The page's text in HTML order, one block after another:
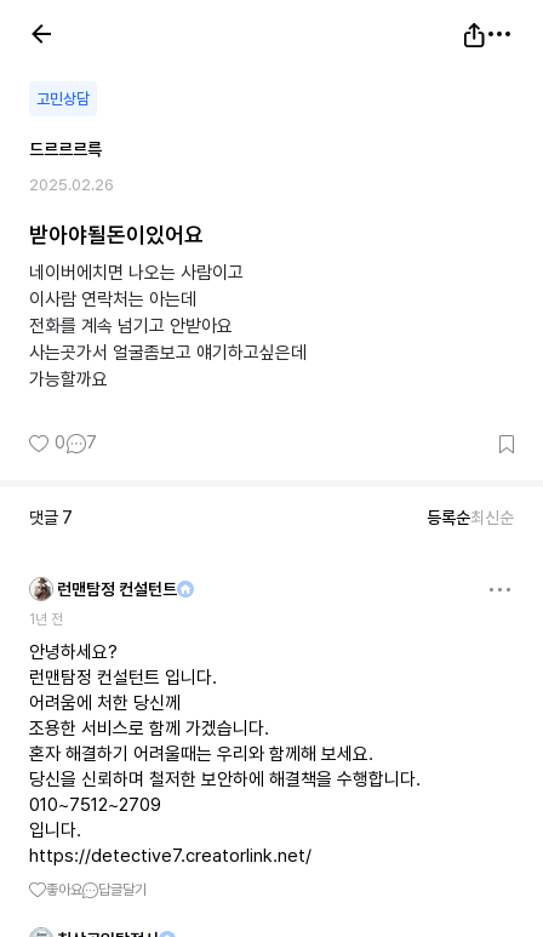
고민상담
드르르르륵
2025.02.26
받아야될돈이있어요
네이버에치면 나오는 사람이고
이사람 연락처는 아는데
전화를 계속 넘기고 안받아요
사는곳가서 얼굴좀보고 얘기하고싶은데
가능할까요
0 7
댓글 7 등록순최신순
런맨탐정 컨설턴트
1년 전
안녕하세요?
런맨탐정 컨설턴트 입니다.
어려움에 처한 당신께
조용한 서비스로 함께 가겠습니다.
혼자 해결하기 어려울때는 우리와 함께해 보세요.
당신을 신뢰하며 철저한 보안하에 해결책을 수행합니다.
010~7512~2709
https://detective7.creatorlink.net/
좋아요 답글달기